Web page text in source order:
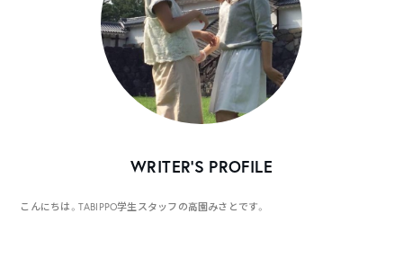
WRITER’S PROFILE
こんにちは。TABIPPO学生スタッフの高園みさとです。